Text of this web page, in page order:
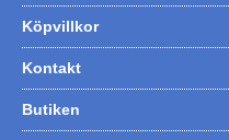
Köpvillkor
Kontakt
Butiken